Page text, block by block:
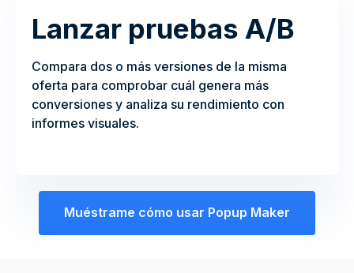
Lanzar pruebas A/B
Compara dos o más versiones de la misma
oferta para comprobar cuál genera más
conversiones y analiza su rendimiento con
informes visuales.
Muéstrame cómo usar Popup Maker